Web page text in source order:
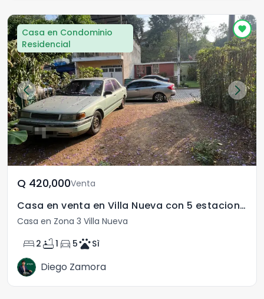
Casa en Condominio
Residencial
Q	420,000Venta
Casa en venta en Villa Nueva con 5 estacionamientos.
Casa en Zona 3 Villa Nueva
bed 2 bathtub1 directions_car 5petsSì
Diego Zamora